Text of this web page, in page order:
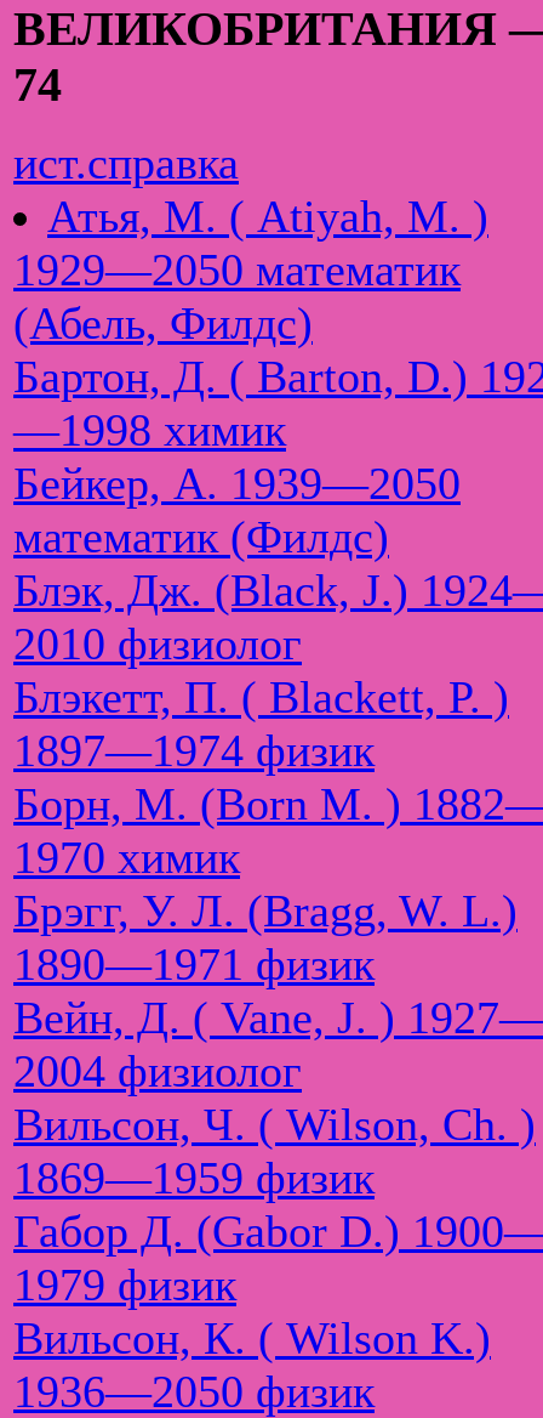
ВЕЛИКОБРИТАНИЯ
74
ист.справка
Атья, М. ( Atiyah, M. )
1929—2050 математик
(Абель, Филдс)
Бартон, Д. ( Barton, D.)
—1998 химик
Бейкер, А. 1939—2050
математик (Филдс)
Блэк, Дж. (Black, J.)
2010 физиолог
Блэкетт, П. ( Blackett, P. )
1897—1974 физик
Борн, М. (Born M. )
1970 химик
Брэгг, У. Л. (Bragg, W. L.)
1890—1971 физик
Вейн, Д. ( Vane, J. )
2004 физиолог
Вильсон, Ч. ( Wilson, Ch. )
1869—1959 физик
Габор Д. (Gabor D.)
1979 физик
Вильсон, К. ( Wilson K.)
1936—2050 физик